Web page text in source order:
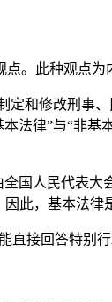
。此种观点为
和修改刑事
律”与“非基
人民代表大
此，基本法律
接回答特别行